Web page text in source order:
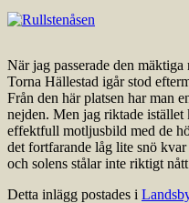
När jag passerade den
Torna Hällestad igår stod
Från den här platsen har man
nejden. Men jag riktade istället
effektfull motljusbild med de
det fortfarande låg lite snö
och solens stålar inte riktigt
Detta inlägg postades i